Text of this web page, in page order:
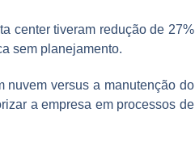
center tiveram redução de 27%
sem planejamento.
nuvem versus a manutenção do
a empresa em processos de